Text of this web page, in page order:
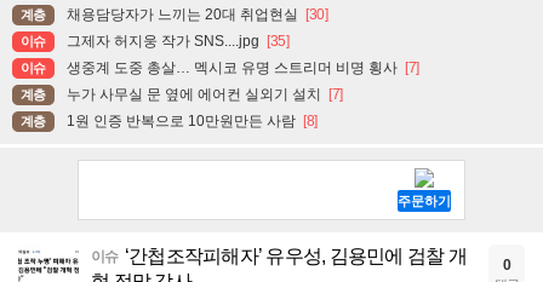
계층 채용담당자가 느끼는 20대 취업현실 [30]
이슈 그제자 허지웅 작가 SNS....jpg [35]
이슈 생중계 도중 총살… 멕시코 유명 스트리머 비명 횡사 [7]
계층 누가 사무실 문 옆에 에어컨 실외기 설치 [7]
계층 1원 인증 반복으로 10만원만든 사람 [8]
이슈 ‘간첩조작피해자’ 유우성, 김용민에 검찰 개
0